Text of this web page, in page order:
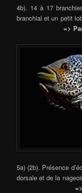
4b). 14 à 17
branchial et un petit
=>
5a) (2b). Présence
dorsale et